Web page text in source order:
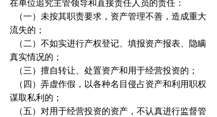
（一）未按其职责要求，资产管理不善，造成重大
流失的；
（二）不如实进行产权登记、填报资产报表、隐瞒
真实情况的；
（三）擅自转让、处置资产和用于经营投资的；
（四）弄虚作假，以各种名目侵占资产和利用职权
谋取私利的；
（五）对用于经营投资的资产，不认真进行监督管